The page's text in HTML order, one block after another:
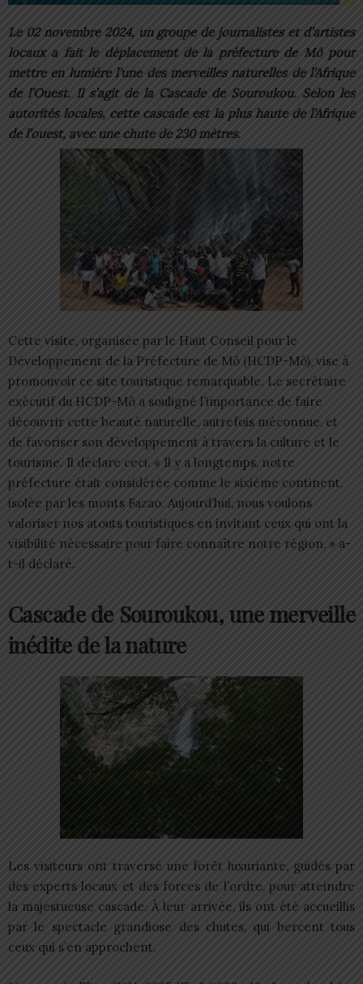
Le 02 novembre 2024, un groupe de journalistes et d’artistes
locaux a fait le déplacement de la préfecture de Mô pour
mettre en lumière l’une des merveilles naturelles de l’Afrique
de l’Ouest. Il s’agit de la Cascade de Souroukou. Selon les
autorités locales, cette cascade est la plus haute de l’Afrique
de l’ouest, avec une chute de 230 mètres.
Cette visite, organisée par le Haut Conseil pour le
Développement de la Préfecture de Mô (HCDP-Mô), vise à
promouvoir ce site touristique remarquable. Le secrétaire
exécutif du HCDP-Mô a souligné l’importance de faire
découvrir cette beauté naturelle, autrefois méconnue, et
de favoriser son développement à travers la culture et le
tourisme. Il déclare ceci. « Il y a longtemps, notre
préfecture était considérée comme le sixième continent,
isolée par les monts Fazao. Aujourd’hui, nous voulons
valoriser nos atouts touristiques en invitant ceux qui ont la
visibilité nécessaire pour faire connaître notre région, » a-
t-il déclaré.
Cascade de Souroukou, une merveille
inédite de la nature
Les visiteurs ont traversé une forêt luxuriante, guidés par
des experts locaux et des forces de l’ordre, pour atteindre
la majestueuse cascade. À leur arrivée, ils ont été accueillis
par le spectacle grandiose des chutes, qui bercent tous
ceux qui s’en approchent.